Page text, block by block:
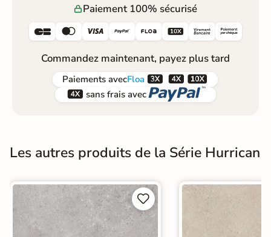
Paiement 100% sécurisé
     
Commandez maintenant, payez plus tard
Paiements avecFloa  
 sans frais avec 
Les autres produits de la Série Hurrican

